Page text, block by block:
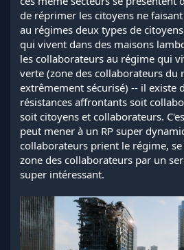
de réprimer les citoyens ne
au régimes deux types de
qui vivent dans des maisons
les collaborateurs au régime qui
verte (zone des collaborateurs du
extrêmement sécurisé) -- il existe
résistances affrontants soit
soit citoyens et collaborateurs.
peut mener à un RP super
collaborateurs prient le régime,
zone des collaborateurs par un
super intéressant.